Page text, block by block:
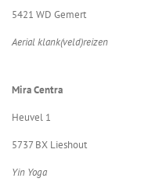
5421 WD Gemert
Aerial klank(veld)reizen
Mira Centra
Heuvel 1
5737 BX Lieshout
Yin Yoga